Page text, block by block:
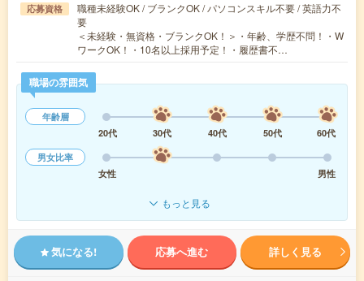
応募資格
職種未経験OK / ブランクOK / パソコンスキル不要 / 英語力不
要
＜未経験・無資格・ブランクOK！＞・年齢、学歴不問！・W
ワークOK！・10名以上採用予定！・履歴書不…
職場の雰囲気
年齢層
20代
30代 40代 50代
60代
男女比率
女性
男性
もっと見る
気になる! 応募へ進む 詳しく見る